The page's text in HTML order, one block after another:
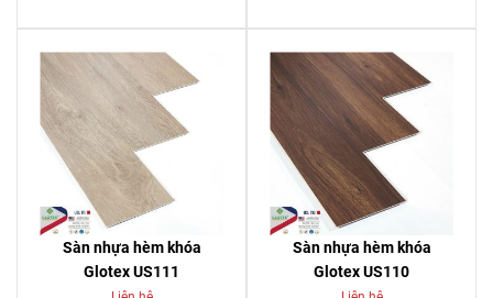
Sàn nhựa hèm khóa
Glotex US111
Sàn nhựa hèm khóa
Glotex US110